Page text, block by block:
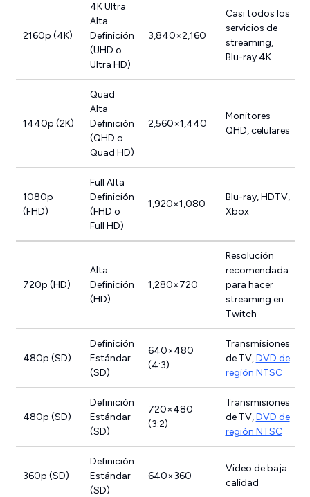
2160p (4K)
4K Ultra
Alta
Definición
(UHD o
Ultra HD)
3,840×2,160
Casi todos los
servicios de
streaming,
Blu-ray 4K
1440p (2K)
Quad
Alta
Definición
(QHD o
Quad HD)
2,560×1,440
Monitores
QHD, celulares
1080p
(FHD)
Full Alta
Definición
(FHD o
Full HD)
1,920×1,080
Blu-ray, HDTV,
Xbox
720p (HD)
Alta
Definición
(HD)
1,280×720
Resolución
recomendada
para hacer
streaming en
Twitch
480p (SD)
Definición
Estándar
(SD)
640×480
(4:3)
Transmisiones
de TV,DVD de
región NTSC
480p (SD)
Definición
Estándar
(SD)
720×480
(3:2)
Transmisiones
de TV,DVD de
región NTSC
360p (SD)
Definición
Estándar
(SD)
640×360
Video de baja
calidad